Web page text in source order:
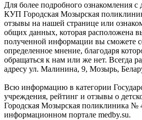
Для более подробного ознакомления с
КУП Городская Мозырская
отзывы на нашей странице или
общих данных, которая расположена
полученной информации вы сможете
определенное мнение, благодаря
обращаться к нам или же нет. Всегда
адресу ул. Малинина, 9, Мозырь,
Всю информацию в категории
учреждения, рейтинг и отзывы о
Городская Мозырская поликлиника №
информационном портале medby.su.